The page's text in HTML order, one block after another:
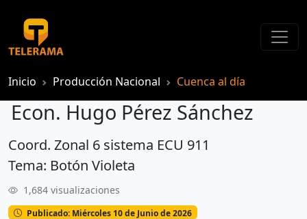
Inicio Producción Nacional Cuenca al día
Econ. Hugo Pérez Sánchez
Econ. Hugo Pérez Sánchez
Coord. Zonal 6 sistema ECU 911
Tema: Botón Violeta
1,684 visualizaciones
Publicado: Miércoles 10 de Junio de 2026